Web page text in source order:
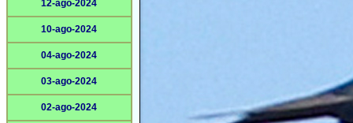
12-ago-2024
10-ago-2024
04-ago-2024
03-ago-2024
02-ago-2024